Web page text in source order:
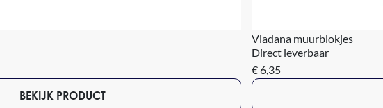
BEKIJK PRODUCT
Viadana muurblokjes
Direct leverbaar
€ 6,35